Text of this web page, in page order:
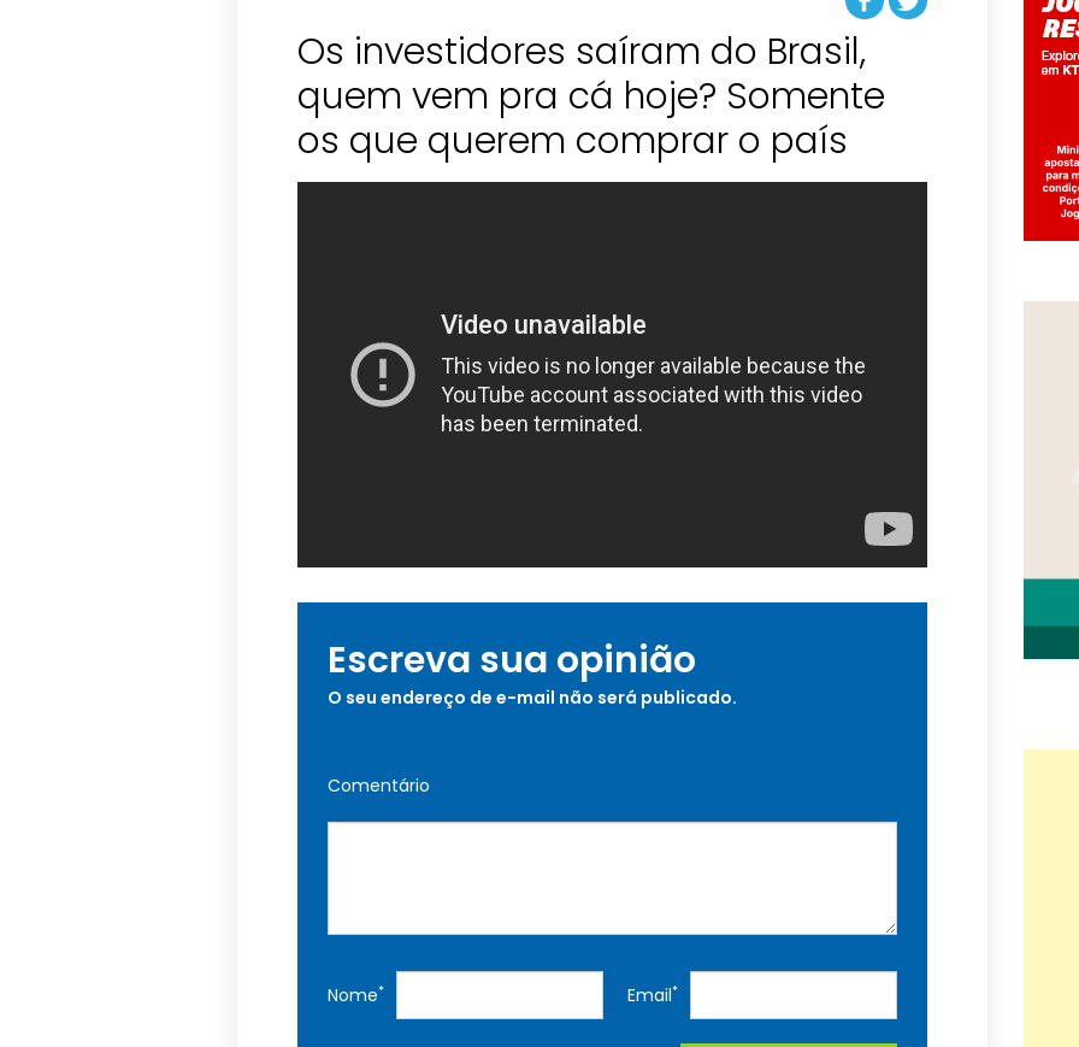
Os investidores saíram do Brasil,
quem vem pra cá hoje? Somente
os que querem comprar o país
Escreva sua opinião
O seu endereço de e-mail não será publicado.
Comentário
Nome* Email*